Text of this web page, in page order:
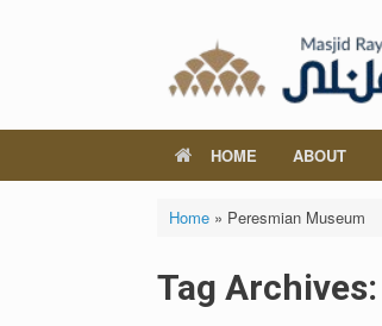
HOME ABOUT
Home» Peresmian Museum
Tag Archives: